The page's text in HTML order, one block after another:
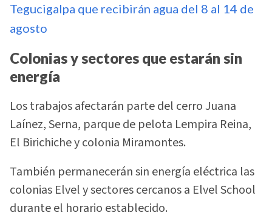
Tegucigalpa que recibirán agua del 8 al 14 de
agosto
Colonias y sectores que estarán sin
energía
Los trabajos afectarán parte del cerro Juana
Laínez, Serna, parque de pelota Lempira Reina,
El Birichiche y colonia Miramontes.
También permanecerán sin energía eléctrica las
colonias Elvel y sectores cercanos a Elvel School
durante el horario establecido.